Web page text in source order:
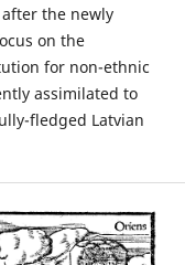
the newly
on the
for non-ethnic
assimilated to
fledged Latvian